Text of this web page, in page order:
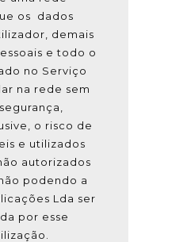
os dados
demais
e todo o
no Serviço
na rede sem
o risco de
e utilizados
autorizados
podendo a
Lda ser
por esse